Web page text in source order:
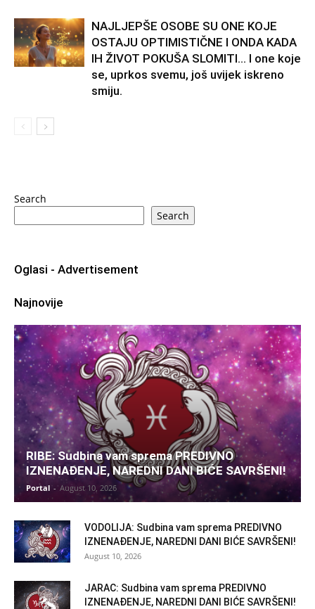
NAJLJEPŠE OSOBE SU ONE KOJE
OSTAJU OPTIMISTIČNE I ONDA KADA
IH ŽIVOT POKUŠA SLOMITI… I one koje
se, uprkos svemu, još uvijek iskreno
smiju.
Search
Search
Oglasi - Advertisement
Najnovije
RIBE: Sudbina vam sprema PREDIVNO
IZNENAĐENJE, NAREDNI DANI BIĆE SAVRŠENI!
Portal - August 10, 2026
VODOLIJA: Sudbina vam sprema PREDIVNO
IZNENAĐENJE, NAREDNI DANI BIĆE SAVRŠENI!
August 10, 2026
JARAC: Sudbina vam sprema PREDIVNO
IZNENAĐENJE, NAREDNI DANI BIĆE SAVRŠENI!